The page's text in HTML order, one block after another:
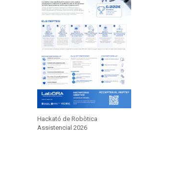
Hackató de Robòtica
Assistencial 2026